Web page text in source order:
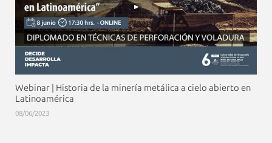
Webinar | Historia de la minería metálica a cielo abierto en
Latinoamérica
08/06/2023